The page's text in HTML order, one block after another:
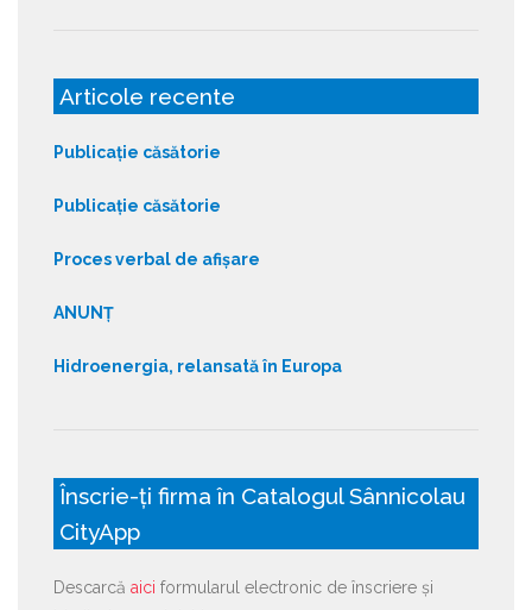
Articole recente
Publicație căsătorie
Publicație căsătorie
Proces verbal de afișare
ANUNȚ
Hidroenergia, relansată în Europa
Înscrie-ți firma în Catalogul Sânnicolau
CityApp
Descarcă aici formularul electronic de înscriere și